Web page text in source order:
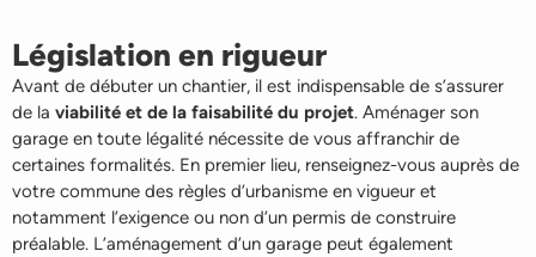
Législation en rigueur
Avant de débuter un chantier, il est indispensable de s’assurer
de la viabilité et de la faisabilité du projet. Aménager son
garage en toute légalité nécessite de vous affranchir de
certaines formalités. En premier lieu, renseignez-vous auprès de
votre commune des règles d’urbanisme en vigueur et
notamment l’exigence ou non d’un permis de construire
préalable. L’aménagement d’un garage peut également